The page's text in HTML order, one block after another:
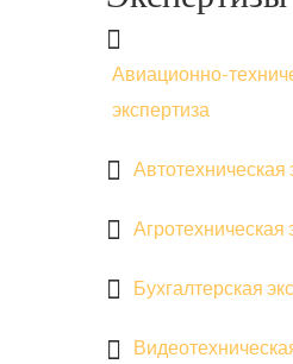
Авиационно-
экспертиза
Автотехническая
Агротехническая
Бухгалтерская